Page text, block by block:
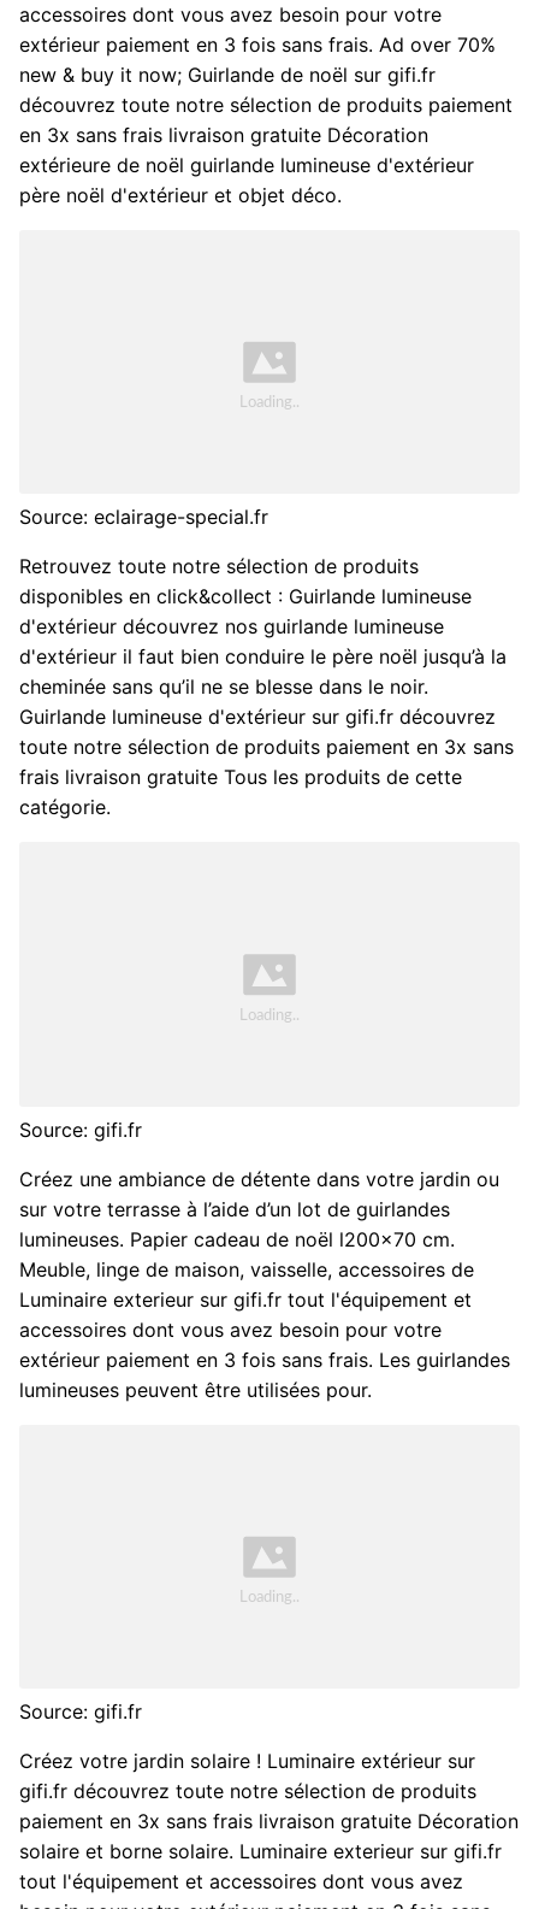
accessoires dont vous avez besoin pour votre
extérieur paiement en 3 fois sans frais. Ad over 70%
new & buy it now; Guirlande de noël sur gifi.fr
découvrez toute notre sélection de produits paiement
en 3x sans frais livraison gratuite Décoration
extérieure de noël guirlande lumineuse d'extérieur
père noël d'extérieur et objet déco.
Source: eclairage-special.fr
Retrouvez toute notre sélection de produits
disponibles en click&collect : Guirlande lumineuse
d'extérieur découvrez nos guirlande lumineuse
d'extérieur il faut bien conduire le père noël jusqu’à la
cheminée sans qu’il ne se blesse dans le noir.
Guirlande lumineuse d'extérieur sur gifi.fr découvrez
toute notre sélection de produits paiement en 3x sans
frais livraison gratuite Tous les produits de cette
catégorie.
Source: gifi.fr
Créez une ambiance de détente dans votre jardin ou
sur votre terrasse à l’aide d’un lot de guirlandes
lumineuses. Papier cadeau de noël l200x70 cm.
Meuble, linge de maison, vaisselle, accessoires de
Luminaire exterieur sur gifi.fr tout l'équipement et
accessoires dont vous avez besoin pour votre
extérieur paiement en 3 fois sans frais. Les guirlandes
lumineuses peuvent être utilisées pour.
Source: gifi.fr
Créez votre jardin solaire ! Luminaire extérieur sur
gifi.fr découvrez toute notre sélection de produits
paiement en 3x sans frais livraison gratuite Décoration
solaire et borne solaire. Luminaire exterieur sur gifi.fr
tout l'équipement et accessoires dont vous avez